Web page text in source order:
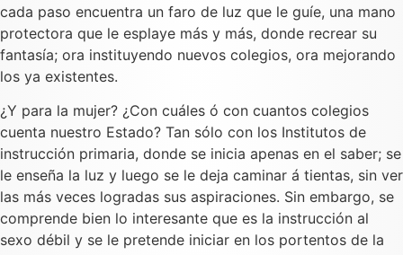
cada paso encuentra un faro de luz que le guíe, una mano
protectora que le esplaye más y más, donde recrear su
fantasía; ora instituyendo nuevos colegios, ora mejorando
los ya existentes.
¿Y para la mujer? ¿Con cuáles ó con cuantos colegios
cuenta nuestro Estado? Tan sólo con los Institutos de
instrucción primaria, donde se inicia apenas en el saber; se
le enseña la luz y luego se le deja caminar á tientas, sin ver
las más veces logradas sus aspiraciones. Sin embargo, se
comprende bien lo interesante que es la instrucción al
sexo débil y se le pretende iniciar en los portentos de la